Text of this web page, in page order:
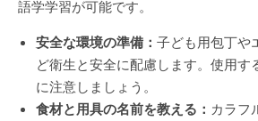
語学学習が可能です。
安全な環境の準備： 子ども用包丁や
ど衛生と安全に配慮します。使用す
に注意しましょう。
食材と用具の名前を教える： カラフ